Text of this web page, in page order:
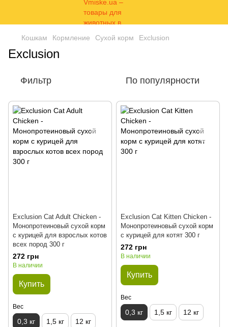
Кошкам Кормление Сухой корм Exclusion
Exclusion
Фильтр По популярности
Exclusion Cat Adult Chicken -
Монопротеиновый сухой корм
с курицей для взрослых котов
всех пород 300 г
272 грн
В наличии
Купить
Вес
0,3 кг 1,5 кг 12 кг
Exclusion Cat Kitten Chicken -
Монопротеиновый сухой корм
с курицей для котят 300 г
272 грн
В наличии
Купить
Вес
0,3 кг 1,5 кг 12 кг